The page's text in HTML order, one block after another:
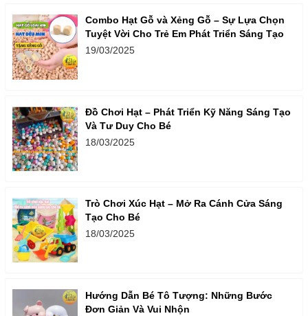
Combo Hạt Gỗ và Xẻng Gỗ – Sự Lựa Chọn
Tuyệt Vời Cho Trẻ Em Phát Triển Sáng Tạo
19/03/2025
Đồ Chơi Hạt – Phát Triển Kỹ Năng Sáng Tạo
Và Tư Duy Cho Bé
18/03/2025
Trò Chơi Xúc Hạt – Mở Ra Cánh Cửa Sáng
Tạo Cho Bé
18/03/2025
Hướng Dẫn Bé Tô Tượng: Những Bước
Đơn Giản Và Vui Nhộn